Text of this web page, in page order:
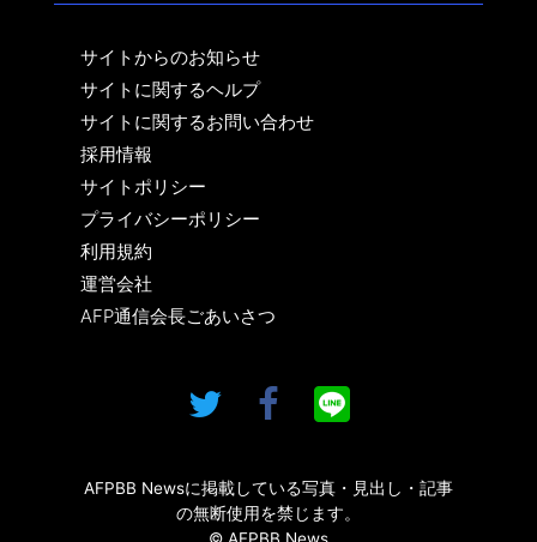
サイトからのお知らせ
サイトに関するヘルプ
サイトに関するお問い合わせ
採用情報
サイトポリシー
プライバシーポリシー
利用規約
運営会社
AFP通信会長ごあいさつ
AFPBB Newsに掲載している写真・見出し・記事
の無断使用を禁じます。